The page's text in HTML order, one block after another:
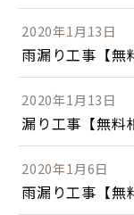
2020年1月13日
雨漏り工事【無
2020年1月13日
漏り工事【無料
2020年1月6日
雨漏り工事【無